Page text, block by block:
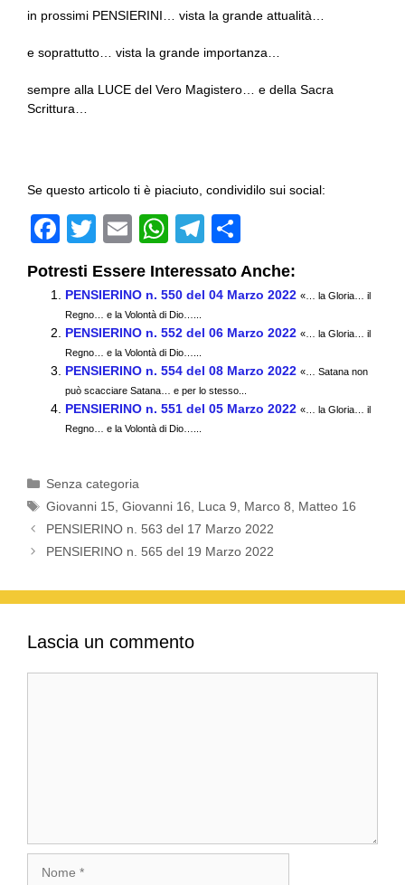
in prossimi PENSIERINI… vista la grande attualità…
e soprattutto… vista la grande importanza…
sempre alla LUCE del Vero Magistero… e della Sacra
Scrittura…
Se questo articolo ti è piaciuto, condividilo sui social:
F
c
e
b
o
o
k
T
wi
tt
er
E
m
ail
W
at
s
A
p
p
T
el
e
a
m
o
n
vi
di
Potresti Essere Interessato Anche:
PENSIERINO n. 550 del 04 Marzo 2022 «… la Gloria… il
Regno… e la Volontà di Dio…...
PENSIERINO n. 552 del 06 Marzo 2022 «… la Gloria… il
Regno… e la Volontà di Dio…...
PENSIERINO n. 554 del 08 Marzo 2022 «… Satana non
può scacciare Satana… e per lo stesso...
PENSIERINO n. 551 del 05 Marzo 2022 «… la Gloria… il
Regno… e la Volontà di Dio…...
Categorie
Senza categoria
Tag
Giovanni 15,Giovanni 16, Luca 9, Marco 8, Matteo 16
PENSIERINO n. 563 del 17 Marzo 2022
PENSIERINO n. 565 del 19 Marzo 2022
Lascia un commento